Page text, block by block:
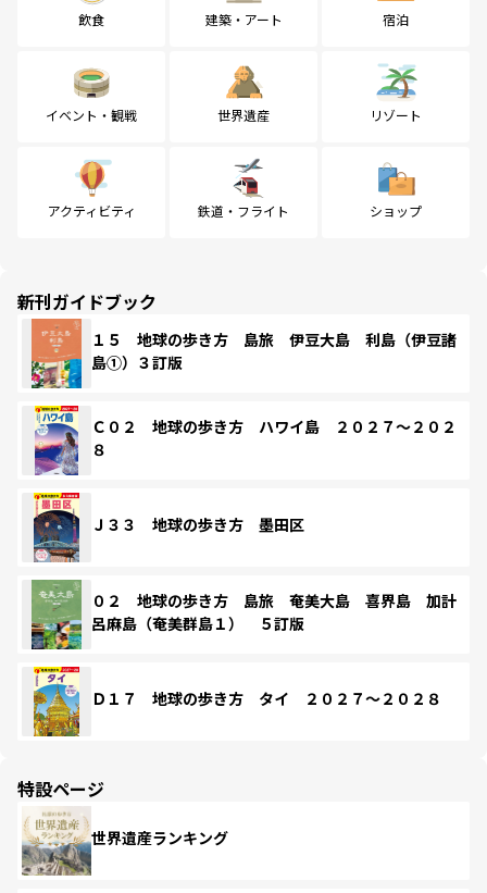
飲食 建築・アート 宿泊
イベント・観戦 世界遺産 リゾート
アクティビティ 鉄道・フライト ショップ
新刊ガイドブック
１５ 地球の歩き方 島旅 伊豆大島 利島（伊豆諸
島①）３訂版
Ｃ０２ 地球の歩き方 ハワイ島 ２０２７～２０２
８
Ｊ３３ 地球の歩き方 墨田区
０２ 地球の歩き方 島旅 奄美大島 喜界島 加計
呂麻島（奄美群島１） ５訂版
Ｄ１７ 地球の歩き方 タイ ２０２７～２０２８
特設ページ
世界遺産ランキング